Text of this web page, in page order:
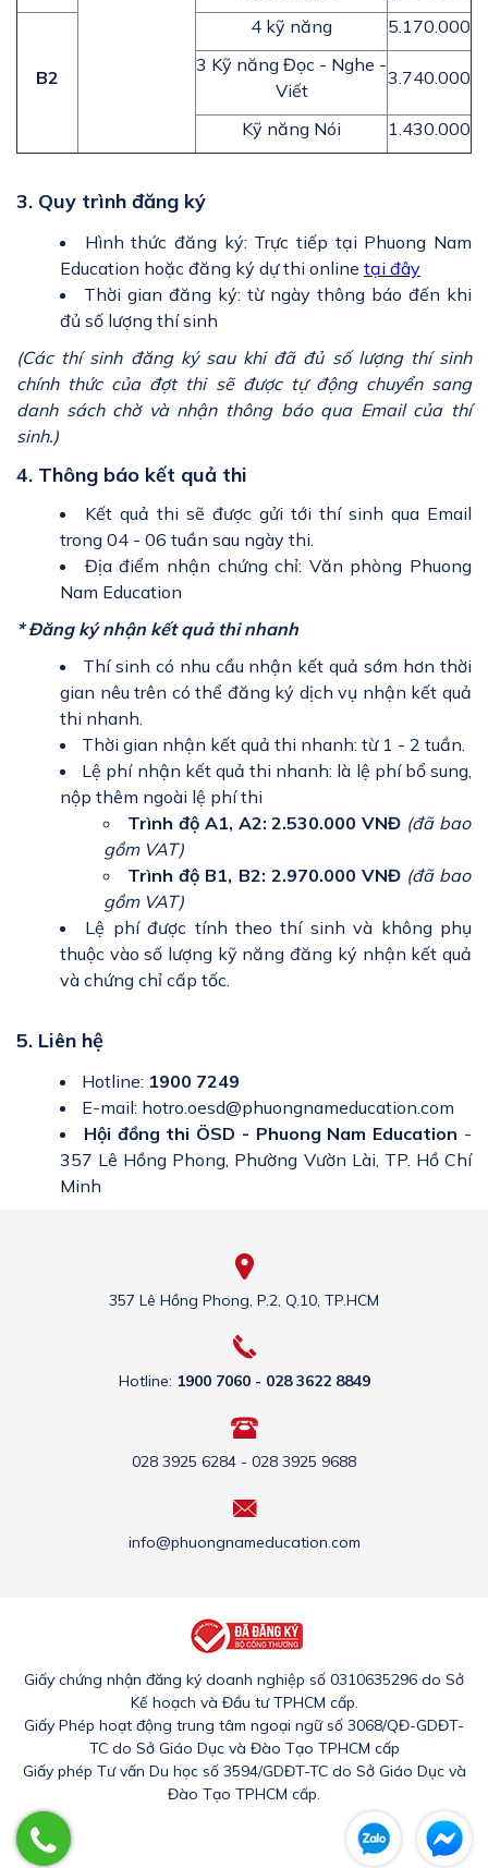
B2
4 kỹ năng
5.170.000
3 Kỹ năng Đọc - Nghe -
Viết
3.740.000
Kỹ năng Nói 1.430.000
3. Quy trình đăng ký
Hình thức đăng ký: Trực tiếp tại Phuong Nam
Education hoặc đăng ký dự thi online tại đây
Thời gian đăng ký: từ ngày thông báo đến khi
đủ số lượng thí sinh
(Các thí sinh đăng ký sau khi đã đủ số lượng thí sinh
chính thức của đợt thi sẽ được tự động chuyển sang
danh sách chờ và nhận thông báo qua Email của thí
sinh.)
4. Thông báo kết quả thi
Kết quả thi sẽ được gửi tới thí sinh qua Email
trong 04 - 06 tuần sau ngày thi.
Địa điểm nhận chứng chỉ: Văn phòng Phuong
Nam Education
* Đăng ký nhận kết quả thi nhanh
Thí sinh có nhu cầu nhận kết quả sớm hơn thời
gian nêu trên có thể đăng ký dịch vụ nhận kết quả
thi nhanh.
Thời gian nhận kết quả thi nhanh: từ 1 - 2 tuần.
Lệ phí nhận kết quả thi nhanh: là lệ phí bổ sung,
nộp thêm ngoài lệ phí thi
Trình độ A1, A2: 2.530.000 VNĐ (đã bao
gồm VAT)
Trình độ B1, B2: 2.970.000 VNĐ (đã bao
gồm VAT)
Lệ phí được tính theo thí sinh và không phụ
thuộc vào số lượng kỹ năng đăng ký nhận kết quả
và chứng chỉ cấp tốc.
5. Liên hệ
Hotline: 1900 7249
E-mail: hotro.oesd@phuongnameducation.com
Hội đồng thi ÖSD - Phuong Nam Education -
357 Lê Hồng Phong, Phường Vườn Lài, TP. Hồ Chí
Minh
357 Lê Hồng Phong, P.2, Q.10, TP.HCM
Hotline: 1900 7060 - 028 3622 8849
028 3925 6284 - 028 3925 9688
info@phuongnameducation.com
Giấy chứng nhận đăng ký doanh nghiệp số 0310635296 do Sở
Kế hoạch và Đầu tư TPHCM cấp.
Giấy Phép hoạt động trung tâm ngoại ngữ số 3068/QĐ-GDĐT-
TC do Sở Giáo Dục và Đào Tạo TPHCM cấp
Giấy phép Tư vấn Du học số 3594/GDĐT-TC do Sở Giáo Dục và
Đào Tạo TPHCM cấp.